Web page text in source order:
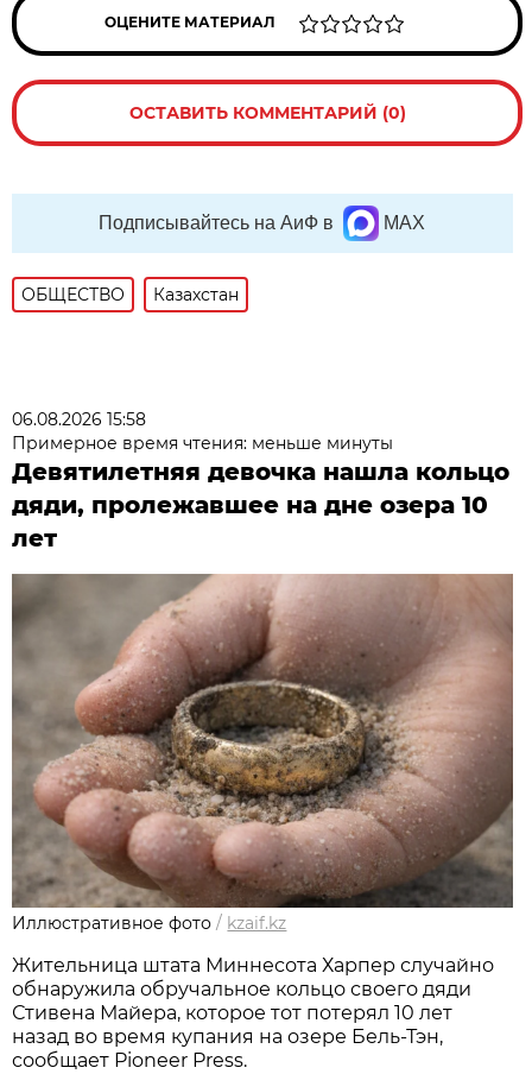
ОЦЕНИТЕ МАТЕРИАЛ
ОСТАВИТЬ КОММЕНТАРИЙ (0)
Подписывайтесь на АиФ в MAX
ОБЩЕСТВО Казахстан
06.08.2026 15:58
Примерное время чтения: меньше минуты
Девятилетняя девочка нашла кольцо
дяди, пролежавшее на дне озера 10
лет
Иллюстративное фото / kzaif.kz
Жительница штата Миннесота Харпер случайно
обнаружила обручальное кольцо своего дяди
Стивена Майера, которое тот потерял 10 лет
назад во время купания на озере Бель-Тэн,
сообщает Pioneer Press.